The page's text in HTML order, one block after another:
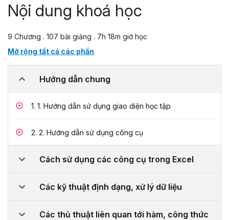
Nội dung khoá học
9 Chương . 107 bài giảng . 7h 18m giờ học
Mở rộng tất cả các phần
Hướng dẫn chung
1. 1. Hướng dẫn sử dụng giao diện học tập
2. 2. Hướng dẫn sử dụng công cụ
Cách sử dụng các công cụ trong Excel
Các kỹ thuật định dạng, xử lý dữ liệu
Các thủ thuật liên quan tới hàm, công thức